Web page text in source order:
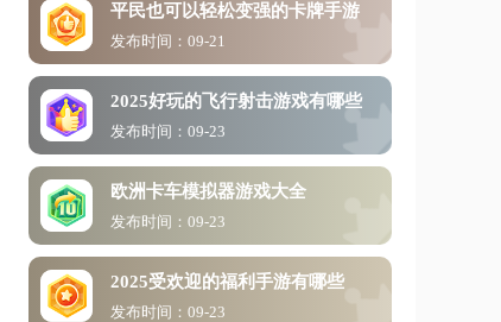
平民也可以轻松变强的卡牌手游
发布时间：09-21
2025好玩的飞行射击游戏有哪些
发布时间：09-23
欧洲卡车模拟器游戏大全
发布时间：09-23
2025受欢迎的福利手游有哪些
发布时间：09-23